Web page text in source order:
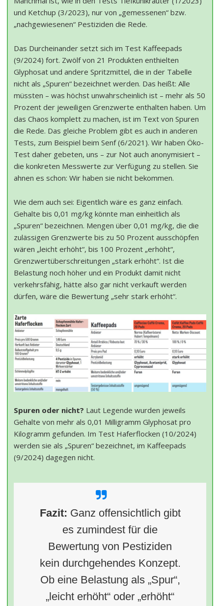
und Ketchup (3/2023), nur von „gemessenen“ bzw.
„nachgewiesenen“ Pestiziden die Rede.
Das Durcheinander setzt sich im Test Kaffeepads
(9/2024) fort. Zwölf von 21 Produkten enthielten
Glyphosat und andere Spritzmittel, die in der Tabelle
nicht als „Spuren“ bezeichnet werden. Das heißt: Alle
müssten – was höchst unwahrscheinlich ist – mehr als 50
Prozent der jeweiligen Grenzwerte enthalten haben. Um
das Chaos komplett zu machen, ist im Text von Spuren
die Rede. Das gleiche Problem gibt es auch in anderen
Tests, zum Beispiel beim Senf (6/2021). Wir haben Öko-
Test daher gebeten, uns – zur Not auch anonymisiert –
die konkreten Messwerte zur Verfügung zu stellen. Sie
ahnen es schon: Wir haben sie nicht bekommen.
Wie dem auch sei: Eigentlich wäre es ganz einfach.
Gehalte bis 0,01 mg/kg könnte man einheitlich als
„Spuren“ bezeichnen. Mengen über 0,01 mg/kg, die die
zulässigen Grenzwerte bis zu 50 Prozent ausschöpfen
wären „leicht erhöht“, bis 100 Prozent „erhöht“,
Grenzwertüberschreitungen „stark erhöht“. Ist die
Belastung noch höher und ein Produkt damit nicht
verkehrsfähig, hätte also gar nicht verkauft werden
dürfen, wäre die Bewertung „sehr stark erhöht“.
Spuren oder nicht? Laut Legende wurden jeweils
Gehalte von mehr als 0,01 Milligramm Glyphosat pro
Kilogramm gefunden. Im Test Haferflocken (10/2024)
werden sie als „Spuren“ bezeichnet, im Kaffeepads
(9/2024) dagegen nicht.
Fazit: Ganz offensichtlich gibt
es zumindest für die
Bewertung von Pestiziden
kein durchgehendes Konzept.
Ob eine Belastung als „Spur“,
„leicht erhöht“ oder „erhöht“